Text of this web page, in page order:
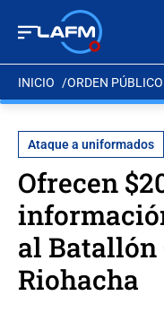
INICIO ORDEN PÚBLICO
Ataque a uniformados
Ofrecen
al Batallón
Riohacha